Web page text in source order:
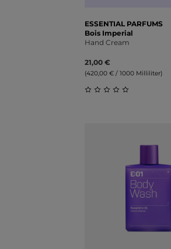
ESSENTIAL PARFUMS
Bois Imperial
Hand Cream
21,00 €
(420,00 € / 1000 Milliliter)